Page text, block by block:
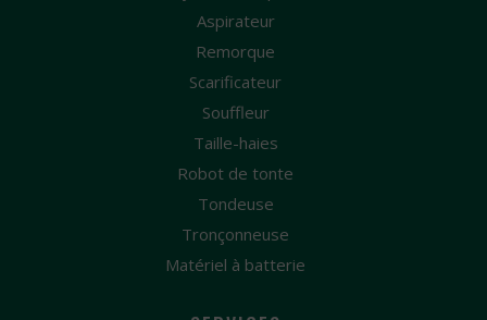
Aspirateur
Remorque
Scarificateur
Souffleur
Taille-haies
Robot de tonte
Tondeuse
Tronçonneuse
Matériel à batterie